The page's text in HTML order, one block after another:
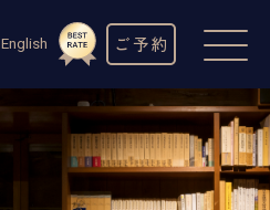
English ご予約